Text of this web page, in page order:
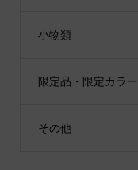
小物類
限定品・限定カラー
その他